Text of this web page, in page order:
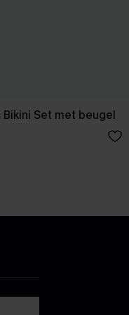
Bikini Set met beugel